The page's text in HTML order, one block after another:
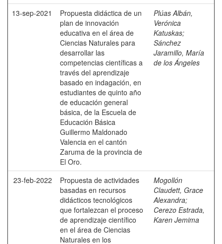
13-sep-2021
Propuesta didáctica de un
plan de innovación
educativa en el área de
Ciencias Naturales para
desarrollar las
competencias científicas a
través del aprendizaje
basado en indagación, en
estudiantes de quinto año
de educación general
básica, de la Escuela de
Educación Básica
Guillermo Maldonado
Valencia en el cantón
Zaruma de la provincia de
El Oro.
Plúas Albán,
Verónica
Katuskas;
Sánchez
Jaramillo, María
de los Ángeles
23-feb-2022
Propuesta de actividades
basadas en recursos
didácticos tecnológicos
que fortalezcan el proceso
de aprendizaje científico
en el área de Ciencias
Naturales en los
Mogollón
Claudett, Grace
Alexandra;
Cerezo Estrada,
Karen Jemima